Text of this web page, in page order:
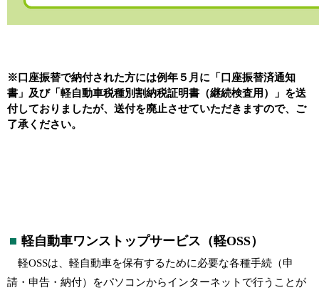
※口座振替で納付された方には例年５月に「口座振替済通知
書」及び「軽自動車税種別割納税証明書（継続検査用）」を送
付しておりましたが、送付を廃止させていただきますので、ご
了承ください。
軽自動車ワンストップサービス（軽OSS）
軽OSSは、軽自動車を保有するために必要な各種手続（申
請・申告・納付）をパソコンからインターネットで行うことが